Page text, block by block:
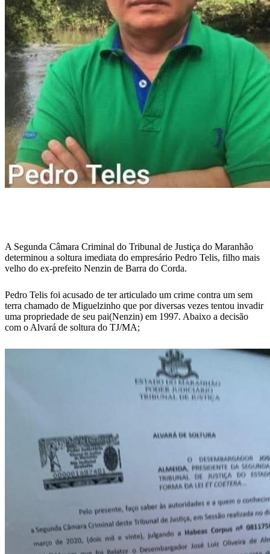
A Segunda Câmara Criminal do Tribunal de Justiça do Maranhão
determinou a soltura imediata do empresário Pedro Telis, filho mais
velho do ex-prefeito Nenzin de Barra do Corda.
Pedro Telis foi acusado de ter articulado um crime contra um sem
terra chamado de Miguelzinho que por diversas vezes tentou invadir
uma propriedade de seu pai(Nenzin) em 1997. Abaixo a decisão
com o Alvará de soltura do TJ/MA;